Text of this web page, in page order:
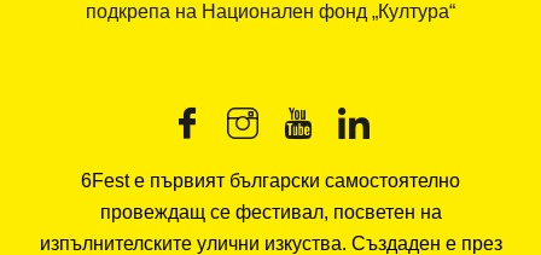
подкрепа на Национален фонд „Култура“
6Fest е първият български самостоятелно
провеждащ се фестивал, посветен на
изпълнителските улични изкуства. Създаден е през